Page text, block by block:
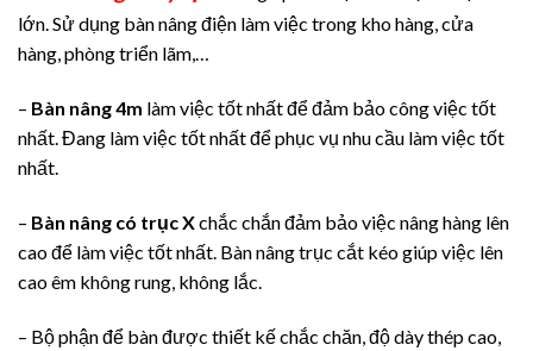
lớn. Sử dụng bàn nâng điện làm việc trong kho hàng, cửa
hàng, phòng triển lãm,…
– Bàn nâng 4m làm việc tốt nhất để đảm bảo công việc tốt
nhất. Đang làm việc tốt nhất để phục vụ nhu cầu làm việc tốt
nhất.
– Bàn nâng có trục Xchắc chắn đảm bảo việc nâng hàng lên
cao để làm việc tốt nhất. Bàn nâng trục cắt kéo giúp việc lên
cao êm không rung, không lắc.
– Bộ phận để bàn được thiết kế chắc chăn, độ dày thép cao,